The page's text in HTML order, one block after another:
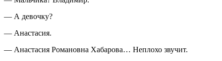
— А девочку?
— Анастасия.
— Анастасия Романовна Хабарова… Неплохо звучит.